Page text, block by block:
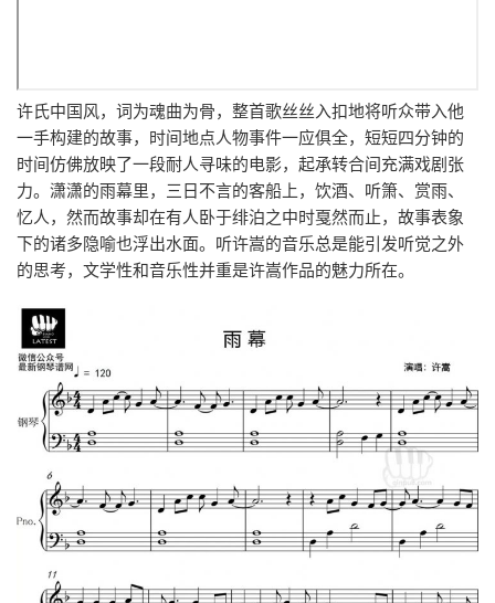
许氏中国风，词为魂曲为骨，整首歌丝丝入扣地将听众带入他
一手构建的故事，时间地点人物事件一应俱全，短短四分钟的
时间仿佛放映了一段耐人寻味的电影，起承转合间充满戏剧张
力。潇潇的雨幕里，三日不言的客船上，饮酒、听箫、赏雨、
忆人，然而故事却在有人卧于绯泊之中时戛然而止，故事表象
下的诸多隐喻也浮出水面。听许嵩的音乐总是能引发听觉之外
的思考，文学性和音乐性并重是许嵩作品的魅力所在。